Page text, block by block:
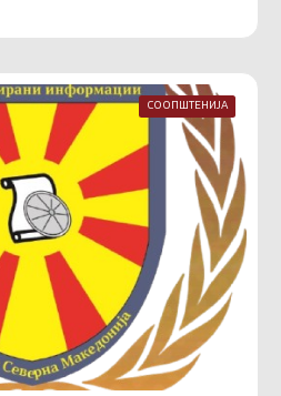
СООПШТЕНИЈА